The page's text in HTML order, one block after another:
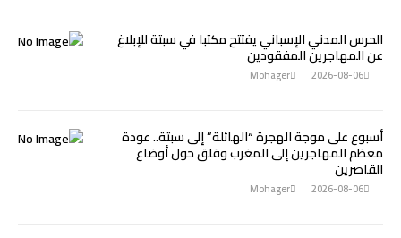
الحرس المدني الإسباني يفتتح مكتبا في سبتة للإبلاغ
عن المهاجرين المفقودين
2026-08-06
Mohager
أسبوع على موجة الهجرة “الهائلة” إلى سبتة.. عودة
معظم المهاجرين إلى المغرب وقلق حول أوضاع
القاصرين
2026-08-06
Mohager